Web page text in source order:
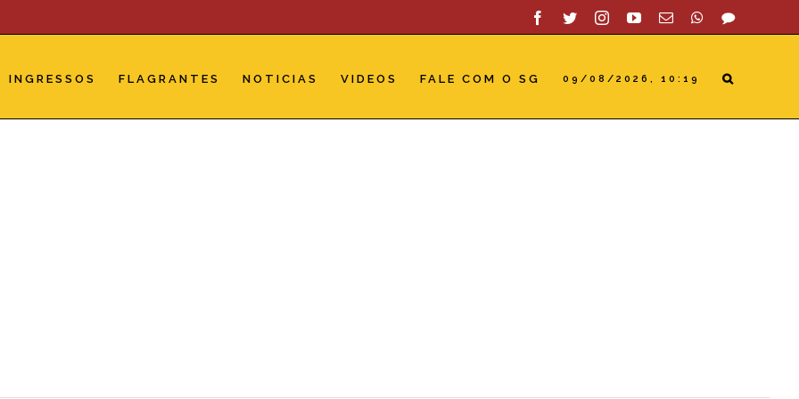
Facebook
TwitterInstagramYouTube
Email WhatsApp
SAC
INGRESSOS FLAGRANTES NOTICIAS VIDEOS FALE COM O SG 09/08/2026, 10:19